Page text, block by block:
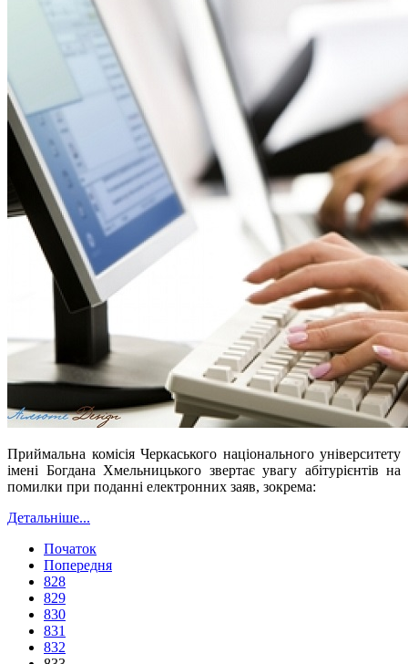
Приймальна комісія Черкаського національного університету
імені Богдана Хмельницького звертає увагу абітурієнтів на
помилки при поданні електронних заяв, зокрема:
Детальніше...
Початок
Попередня
828
829
830
831
832